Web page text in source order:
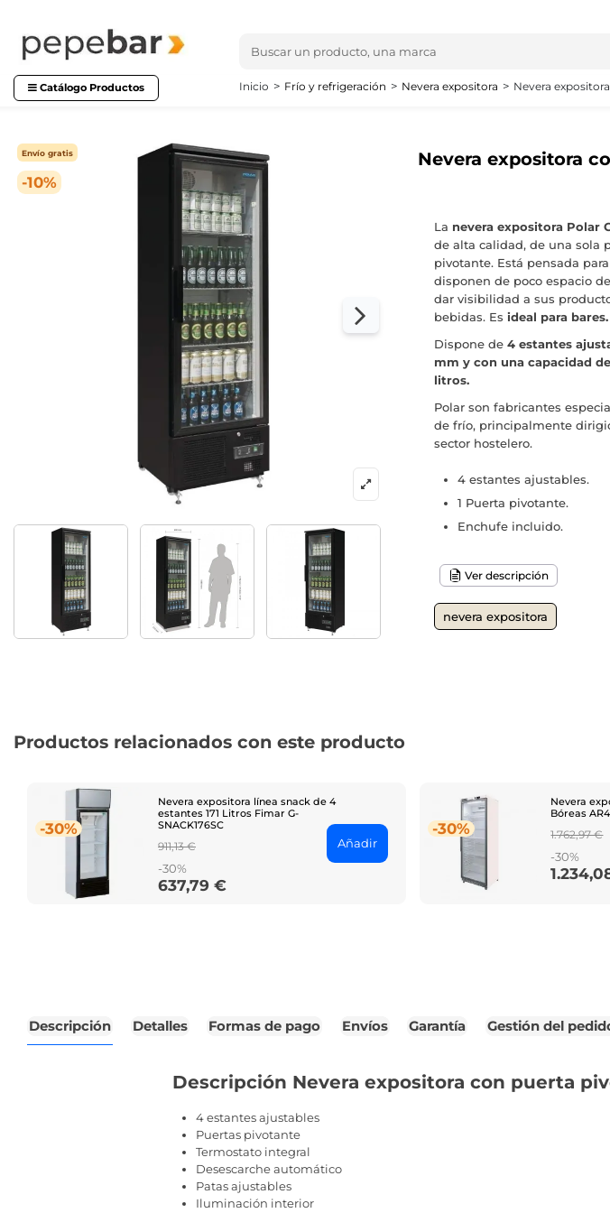
Catálogo Productos Inicio Frío y refrigeración Nevera expositora Nevera
-10%
Envío gratis Nevera expositora
La nevera expositora Polar
de alta calidad, de una sola
pivotante. Está pensada
disponen de poco espacio
dar visibilidad a sus
bebidas. Es ideal para bares.
Dispone de 4 estantes
mm y con una capacidad
litros.
Polar son fabricantes
de frío, principalmente
sector hostelero.
4 estantes ajustables.
1 Puerta pivotante.
Enchufe incluido.
Ver descripción
nevera expositora
Productos relacionados con este producto
-30%
Nevera expositora línea snack de 4
estantes 171 Litros Fimar G-
SNACK176SC
Regular
price
911,13 €
-30%
Price
637,79 €
Añadir
-30%
Nevera
Bóreas
Regular
price
1.762,97 €
-30%
Price
Descripción Detalles Formas de pago Envíos Garantía Gestión del
Descripción Nevera expositora con puerta
4 estantes ajustables
Puertas pivotante
Termostato integral
Desescarche automático
Patas ajustables
Iluminación interior